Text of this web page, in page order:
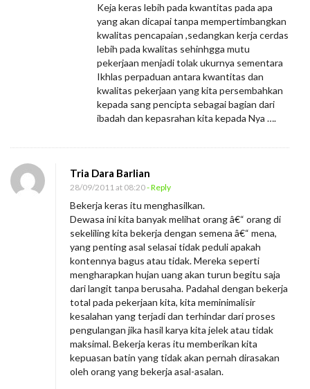
Keja keras lebih pada kwantitas pada apa
yang akan dicapai tanpa mempertimbangkan
kwalitas pencapaian ,sedangkan kerja cerdas
lebih pada kwalitas sehinhgga mutu
pekerjaan menjadi tolak ukurnya sementara
Ikhlas perpaduan antara kwantitas dan
kwalitas pekerjaan yang kita persembahkan
kepada sang pencipta sebagai bagian dari
ibadah dan kepasrahan kita kepada Nya ….
Tria Dara Barlian
28/09/2011 at 08:20- Reply
Bekerja keras itu menghasilkan.
Dewasa ini kita banyak melihat orang â€“ orang di
sekeliling kita bekerja dengan semena â€“ mena,
yang penting asal selasai tidak peduli apakah
kontennya bagus atau tidak. Mereka seperti
mengharapkan hujan uang akan turun begitu saja
dari langit tanpa berusaha. Padahal dengan bekerja
total pada pekerjaan kita, kita meminimalisir
kesalahan yang terjadi dan terhindar dari proses
pengulangan jika hasil karya kita jelek atau tidak
maksimal. Bekerja keras itu memberikan kita
kepuasan batin yang tidak akan pernah dirasakan
oleh orang yang bekerja asal-asalan.